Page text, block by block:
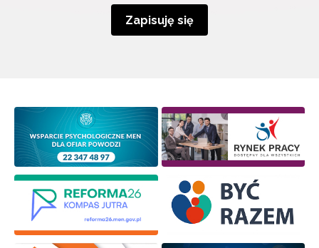
Zapisuję się